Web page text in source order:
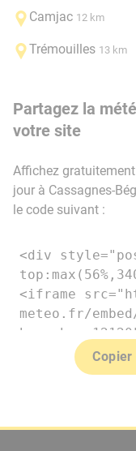
Camjac 12 km
Trémouilles 13 km
Partagez la
votre site
Affichez
jour à Cassagnes-
le code suivant :